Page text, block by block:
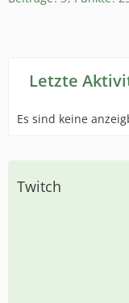
Letzte
Es sind keine
Twitch